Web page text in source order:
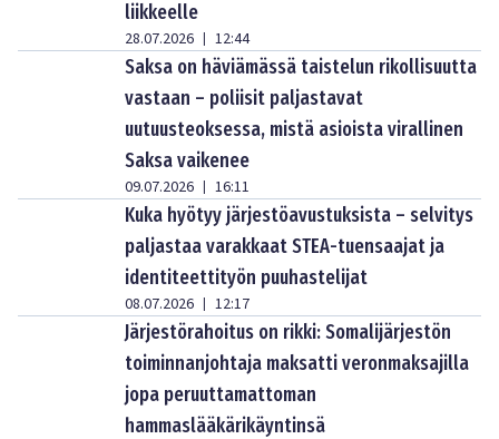
liikkeelle
28.07.2026 | 12:44
Saksa on häviämässä taistelun rikollisuutta
vastaan – poliisit paljastavat
uutuusteoksessa, mistä asioista virallinen
Saksa vaikenee
09.07.2026 | 16:11
Kuka hyötyy järjestöavustuksista – selvitys
paljastaa varakkaat STEA-tuensaajat ja
identiteettityön puuhastelijat
08.07.2026 | 12:17
Järjestörahoitus on rikki: Somalijärjestön
toiminnanjohtaja maksatti veronmaksajilla
jopa peruuttamattoman
hammaslääkärikäyntinsä